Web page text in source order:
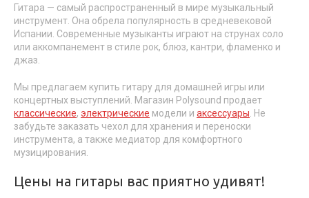
Гитара — самый распространенный в мире музыкальный
инструмент. Она обрела популярность в средневековой
Испании. Современные музыканты играют на струнах соло
или аккомпанемент в стиле рок, блюз, кантри, фламенко и
джаз.
Мы предлагаем купить гитару для домашней игры или
концертных выступлений. Магазин Polysound продает
классические, электрические модели и аксессуары . Не
забудьте заказать чехол для хранения и переноски
инструмента, а также медиатор для комфортного
музицирования.
Цены на гитары вас приятно удивят!